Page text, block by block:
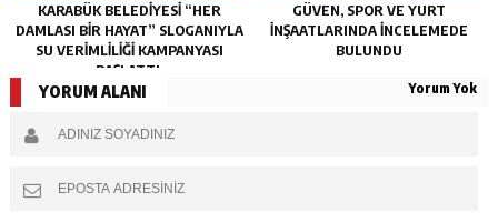
KARABÜK BELEDİYESİ “HER
DAMLASI BİR HAYAT” SLOGANIYLA
SU VERİMLİLİĞİ KAMPANYASI
BAŞLATTI.
GÜVEN, SPOR VE YURT
İNŞAATLARINDA İNCELEMEDE
BULUNDU
YORUM ALANI Yorum Yok